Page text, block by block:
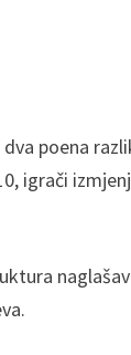
poena
igrači